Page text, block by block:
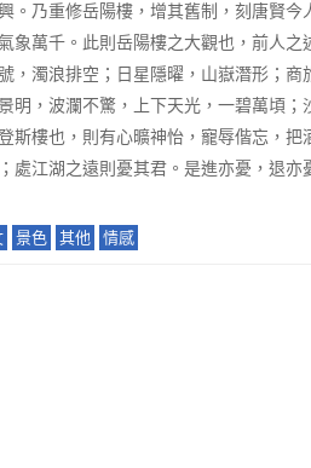
乃重修岳陽樓，增其舊制，刻唐賢
象萬千。此則岳陽樓之大觀也，前人
濁浪排空；日星隱曜，山嶽潛形；
明，波瀾不驚，上下天光，一碧萬頃
斯樓也，則有心曠神怡，寵辱偕忘，
江湖之遠則憂其君。是進亦憂，退
景色 其他 情感